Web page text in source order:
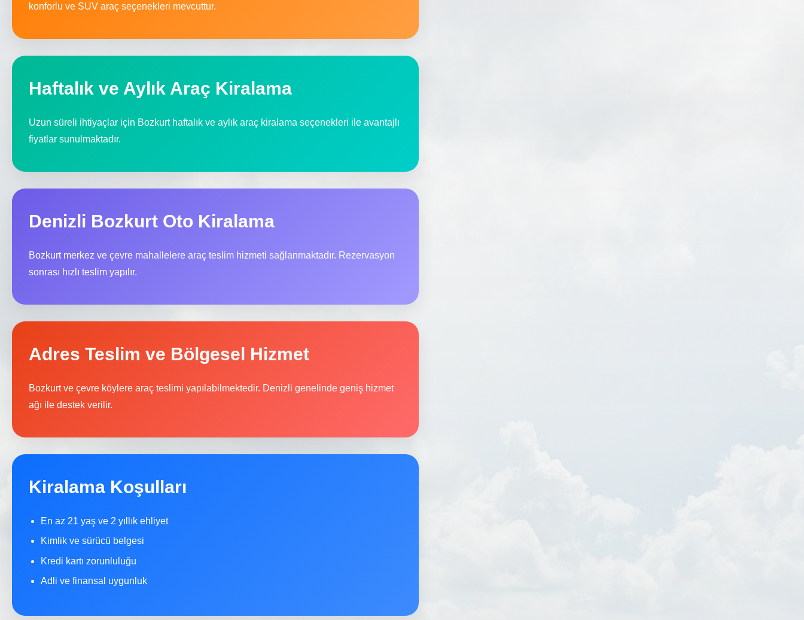
konforlu ve SUV araç seçenekleri mevcuttur.
Haftalık ve Aylık Araç Kiralama
Uzun süreli ihtiyaçlar için Bozkurt haftalık ve aylık araç kiralama seçenekleri ile avantajlı
fiyatlar sunulmaktadır.
Denizli Bozkurt Oto Kiralama
Bozkurt merkez ve çevre mahallelere araç teslim hizmeti sağlanmaktadır. Rezervasyon
sonrası hızlı teslim yapılır.
Adres Teslim ve Bölgesel Hizmet
Bozkurt ve çevre köylere araç teslimi yapılabilmektedir. Denizli genelinde geniş hizmet
ağı ile destek verilir.
Kiralama Koşulları
En az 21 yaş ve 2 yıllık ehliyet
Kimlik ve sürücü belgesi
Kredi kartı zorunluluğu
Adli ve finansal uygunluk